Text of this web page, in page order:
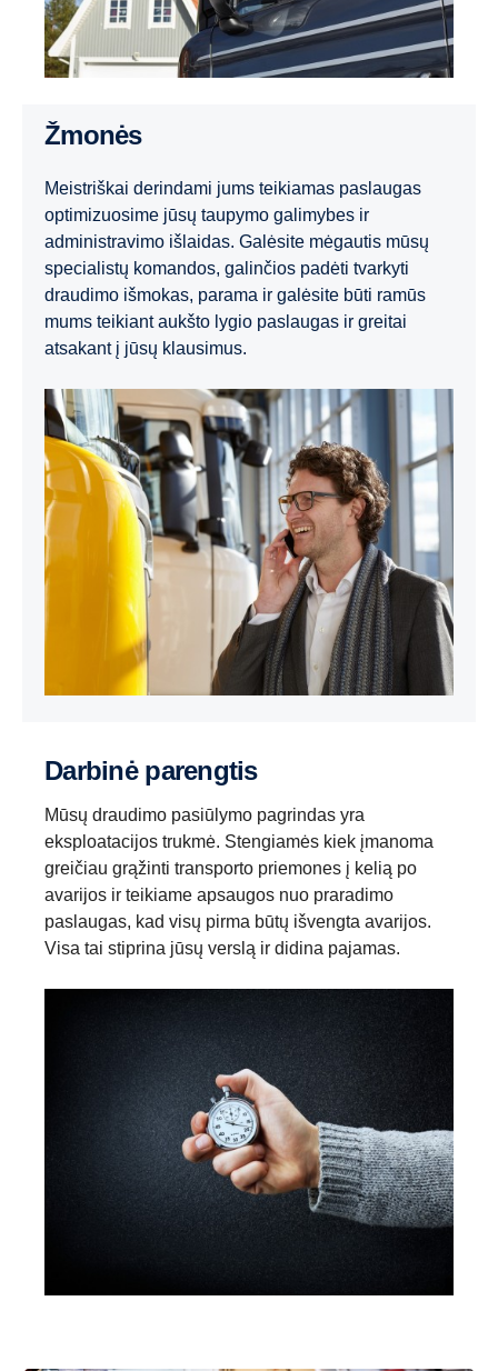
Žmonės
Meistriškai derindami jums teikiamas paslaugas
optimizuosime jūsų taupymo galimybes ir
administravimo išlaidas. Galėsite mėgautis mūsų
specialistų komandos, galinčios padėti tvarkyti
draudimo išmokas, parama ir galėsite būti ramūs
mums teikiant aukšto lygio paslaugas ir greitai
atsakant į jūsų klausimus.
Darbinė parengtis
Mūsų draudimo pasiūlymo pagrindas yra
eksploatacijos trukmė. Stengiamės kiek įmanoma
greičiau grąžinti transporto priemones į kelią po
avarijos ir teikiame apsaugos nuo praradimo
paslaugas, kad visų pirma būtų išvengta avarijos.
Visa tai stiprina jūsų verslą ir didina pajamas.